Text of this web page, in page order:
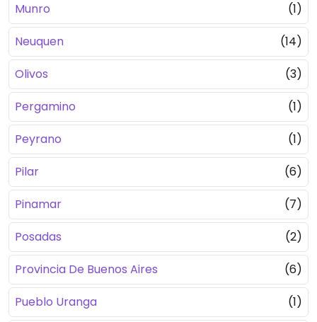
Munro
(1)
Neuquen
(14)
Olivos
(3)
Pergamino
(1)
Peyrano
(1)
Pilar
(6)
Pinamar
(7)
Posadas
(2)
Provincia De Buenos Aires
(6)
Pueblo Uranga
(1)